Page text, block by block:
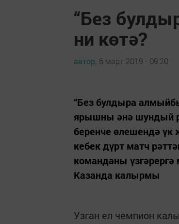
“Без
ни көтә?
автор, 6 март 2019 - 09:20
“Без булдыра
ярышны әнә шундый
беренче өлешендә үк
кебек дүрт матч
команданы үзгәрергә
Казанда калырмы
Узган ел чемпион